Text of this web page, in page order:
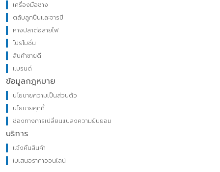
เครื่องมือช่าง
ตลับลูกปืนและจารบี
หางปลาต่อสายไฟ
โปรโมชั่น
สินค้าขายดี
แบรนด์
ข้อมูลกฎหมาย
นโยบายความเป็นส่วนตัว
นโยบายคุกกี้
ช่องทางการเปลี่ยนแปลงความยินยอม
บริการ
แจ้งคืนสินค้า
ใบเสนอราคาออนไลน์